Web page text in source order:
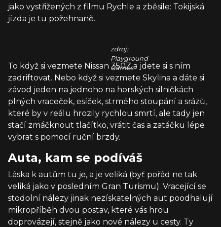
jako vystřižených z filmu Rychle a zběsile: Tokijská
jízda je tu požehnaně.
zdroj:
Playground
Games
To když si vezmete Nissan 350Z a jdete si s ním
zadriftovat. Nebo když si vezmete Skylina a dáte si
závod jeden na jednoho na horských silničkách
plných vraceček, esíček, strmého stoupání a srázů,
které by v reálu hrozily rychlou smrtí, ale tady jen
stačí zmáčknout tlačítko, vrátit čas a zatáčku lépe
vybrat s pomocí ruční brzdy.
Auta, kam se podíváš
Láska k autům tu je, a je veliká (byť pořád ne tak
veliká jako v posledním Gran Turismu). Vracející se
stodolní nálezy jinak nezískatelných aut poodhalují
mikropříběh dvou postav, které vás hrou
doprovázejí, stejně jako nové nálezy u cesty. Ty